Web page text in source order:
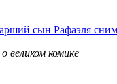
сын Рафаэля
великом комике